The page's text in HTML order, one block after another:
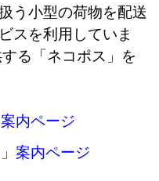
う小型の荷物を配送
スを利用していま
る「ネコポス」を
内ページ
案内ページ